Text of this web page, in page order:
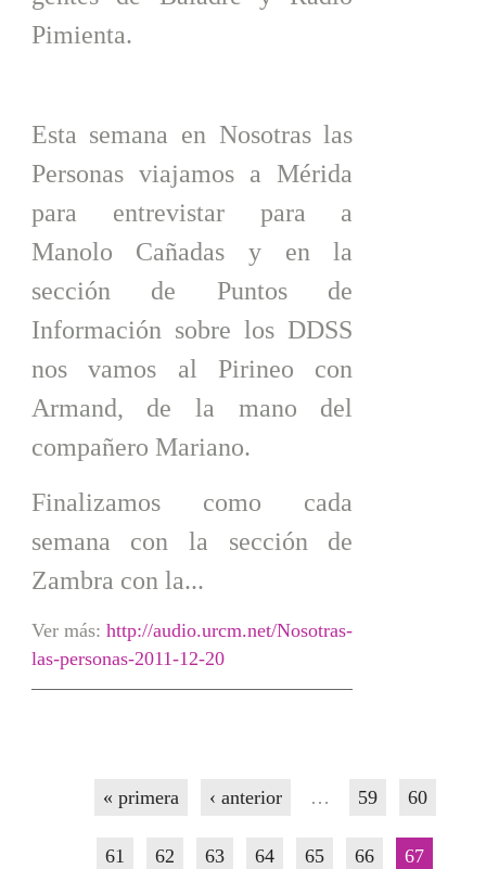
Pimienta.
Esta semana en Nosotras las
Personas viajamos a Mérida
para entrevistar para a
Manolo Cañadas y en la
sección de Puntos de
Información sobre los DDSS
nos vamos al Pirineo con
Armand, de la mano del
compañero Mariano.
Finalizamos como cada
semana con la sección de
Zambra con la...
Ver más: http://audio.urcm.net/Nosotras-
las-personas-2011-12-20
« primera ‹ anterior … 59 60
61 62 63 64 65 66 67